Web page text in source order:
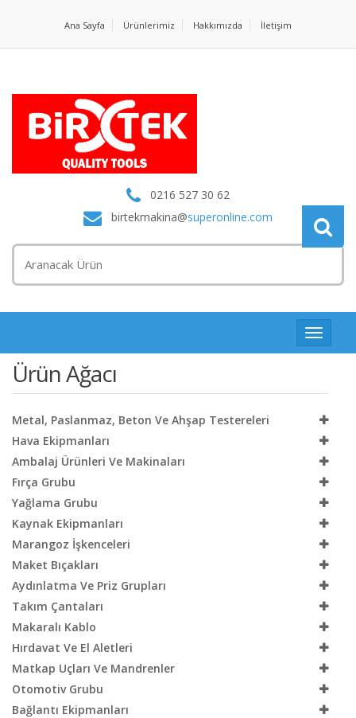
Ana Sayfa Ürünlerimiz Hakkımızda İletişim
0216 527 30 62
birtekmakina@superonline.com
Toggle
Ürün Ağacı
Metal, Paslanmaz, Beton Ve Ahşap Testereleri
Hava Ekipmanları
Ambalaj Ürünleri Ve Makinaları
Fırça Grubu
Yağlama Grubu
Kaynak Ekipmanları
Marangoz İşkenceleri
Maket Bıçakları
Aydınlatma Ve Priz Grupları
Takım Çantaları
Makaralı Kablo
Hırdavat Ve El Aletleri
Matkap Uçları Ve Mandrenler
Otomotiv Grubu
Bağlantı Ekipmanları